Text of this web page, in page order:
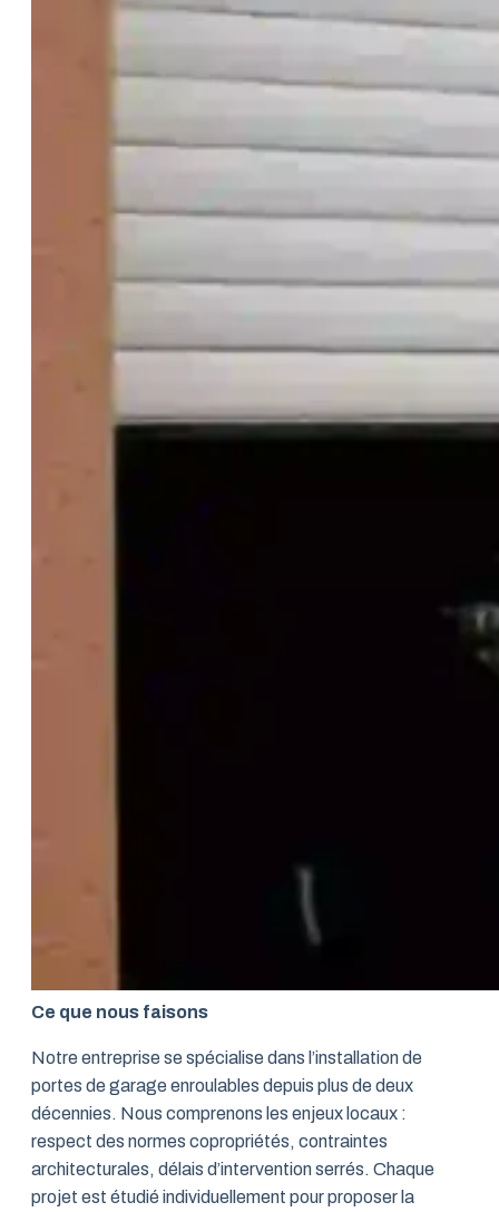
Ce que nous faisons
Notre entreprise se spécialise dans l’installation de
portes de garage enroulables depuis plus de deux
décennies. Nous comprenons les enjeux locaux :
respect des normes copropriétés, contraintes
architecturales, délais d’intervention serrés. Chaque
projet est étudié individuellement pour proposer la